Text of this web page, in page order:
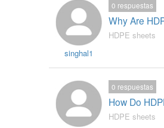
singhal1
Why Are
0 respuestas
HDPE sheets
How Do
0 respuestas
HDPE sheets